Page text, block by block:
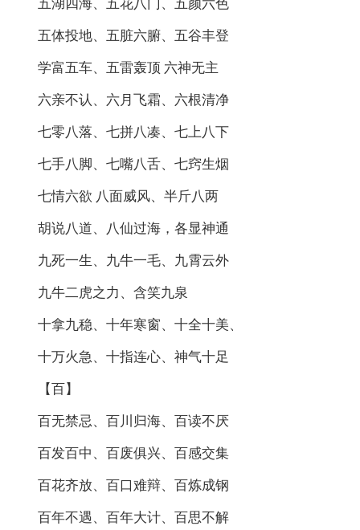
五湖四海、五花八门、五颜六色
五体投地、五脏六腑、五谷丰登
学富五车、五雷轰顶 六神无主
六亲不认、六月飞霜、六根清净
七零八落、七拼八凑、七上八下
七手八脚、七嘴八舌、七窍生烟
七情六欲 八面威风、半斤八两
胡说八道、八仙过海，各显神通
九死一生、九牛一毛、九霄云外
九牛二虎之力、含笑九泉
十拿九稳、十年寒窗、十全十美、
十万火急、十指连心、神气十足
【百】
百无禁忌、百川归海、百读不厌
百发百中、百废俱兴、百感交集
百花齐放、百口难辩、百炼成钢
百年不遇、百年大计、百思不解